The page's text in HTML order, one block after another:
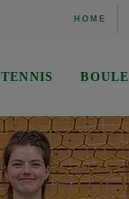
HOME
TENNIS BOULE